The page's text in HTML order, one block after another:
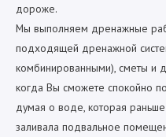
дороже.
Мы выполняем дренажные
подходящей дренажной
комбинированными), сметы и
когда Вы сможете спокойно
думая о воде, которая
заливала подвальное